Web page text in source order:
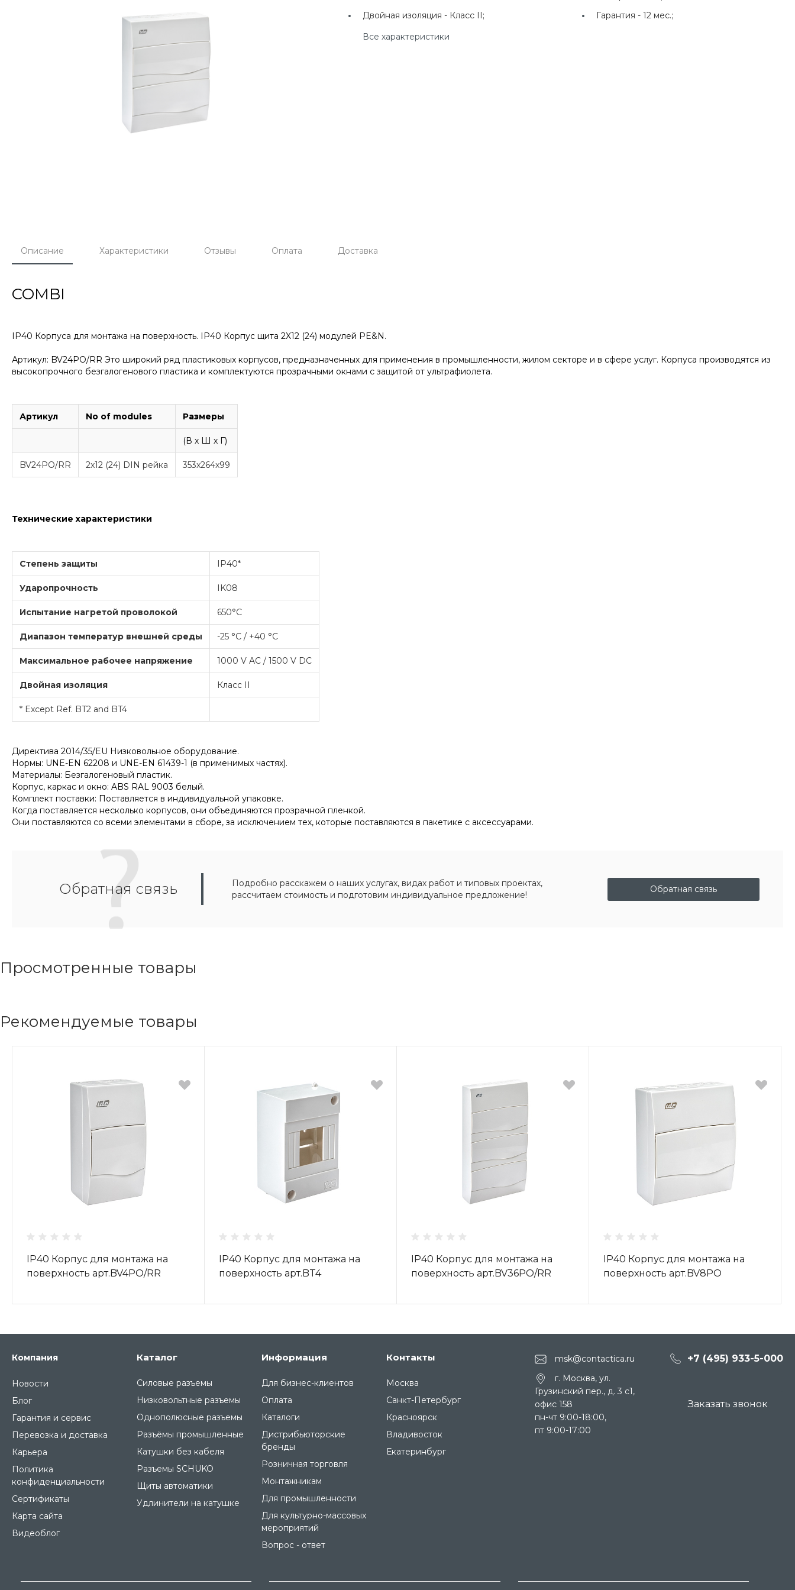
Клары Цеткин, д. 4
Двойная изоляция - Класс II; Гарантия -12 мес.;
Все характеристики
Описание Характеристики Отзывы Оплата Доставка
COMBI
IP40 Корпуса для монтажа на поверхность. IP40 Корпус щита 2X12 (24) модулей PE&N.
Артикул: BV24PO/RR Это широкий ряд пластиковых корпусов, предназначенных для применения в промышленности, жилом секторе и в сфере услуг. Корпуса производятся из
высокопрочного безгалогенового пластика и комплектуются прозрачными окнами с защитой от ультрафиолета.
Артикул No of modules Размеры
(В х Ш х Г)
BV24PO/RR 2x12 (24) DIN рейка 353x264x99
Технические характеристики
Степень защиты IP40*
Ударопрочность IK08
Испытание нагретой проволокой 650°C
Диапазон температур внешней среды -25 °C / +40 °C
Максимальное рабочее напряжение 1000 V AC / 1500 V DC
Двойная изоляция Класс II
* Except Ref. BT2 and BT4
Директива 2014/35/EU Низковольное оборудование.
Нормы: UNE-EN 62208 и UNE-EN 61439-1 (в применимых частях).
Материалы: Безгалогеновый пластик.
Корпус, каркас и окно: ABS RAL 9003 белый.
Комплект поставки: Поставляется в индивидуальной упаковке.
Когда поставляется несколько корпусов, они объединяются прозрачной пленкой.
Они поставляются со всеми элементами в сборе, за исключением тех, которые поставляются в пакетике с аксессуарами.
Обратная связь
Подробно расскажем о наших услугах, видах работ и типовых проектах,
рассчитаем стоимость и подготовим индивидуальное предложение!
Обратная связь
Просмотренные товары
Рекомендуемые товары
IP40 Корпус для монтажа на
поверхность арт.BV4PO/RR
IP40 Корпус для монтажа на
поверхность арт.BT4
IP40 Корпус для монтажа на
поверхность арт.BV36PO/RR
IP40 Корпус для монтажа на
поверхность арт.BV8PO
Компания
Новости
Блог
Гарантия и сервис
Перевозка и доставка
Карьера
Политика
конфиденциальности
Сертификаты
Карта сайта
Видеоблог
Каталог
Силовые разъемы
Низковольтные разъемы
Однополюсные разъемы
Разъёмы промышленные
Катушки без кабеля
Разъемы SCHUKO
Щиты автоматики
Удлинители на катушке
Информация
Для бизнес-клиентов
Оплата
Каталоги
Дистрибьюторские
бренды
Розничная торговля
Монтажникам
Для промышленности
Для культурно-массовых
мероприятий
Вопрос - ответ
Контакты
Москва
Санкт-Петербург
Красноярск
Владивосток
Екатеринбург
msk@contactica.ru +7 (495) 933-5-000
г. Москва, ул.
Грузинский пер., д. 3 c1,
офис 158
пн-чт 9:00-18:00,
пт 9:00-17:00
Заказать звонок